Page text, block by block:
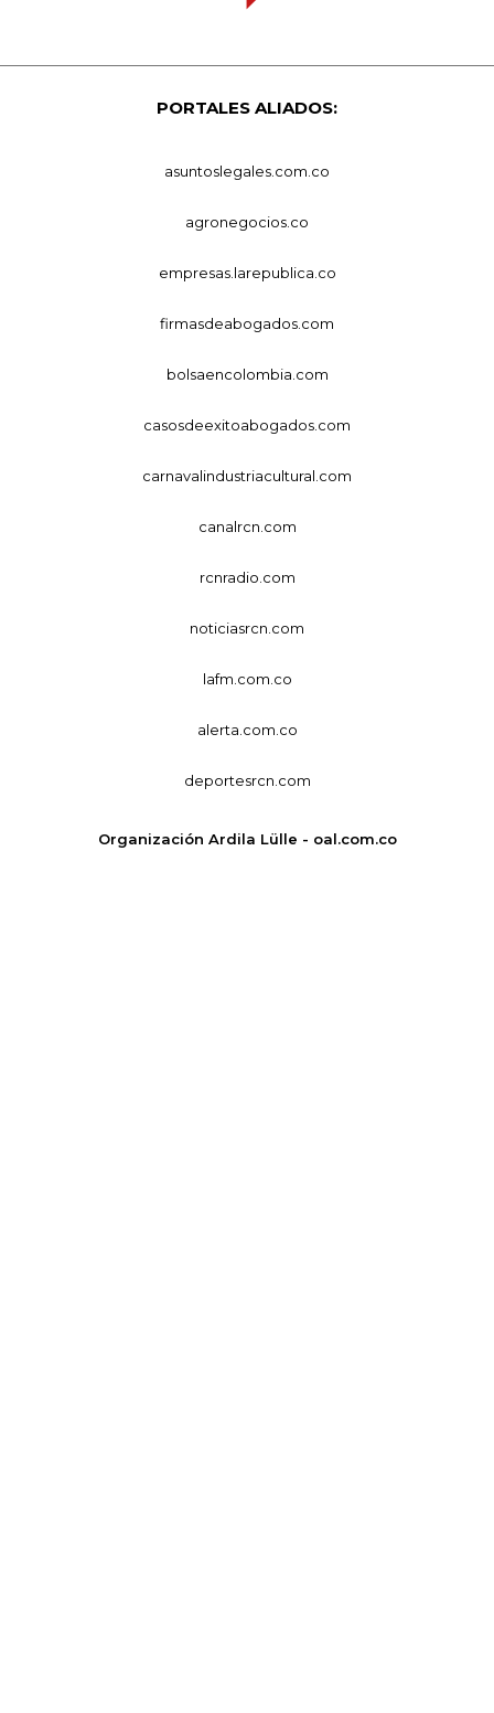
PORTALES ALIADOS:
asuntoslegales.com.co
agronegocios.co
empresas.larepublica.co
firmasdeabogados.com
bolsaencolombia.com
casosdeexitoabogados.com
carnavalindustriacultural.com
canalrcn.com
rcnradio.com
noticiasrcn.com
lafm.com.co
alerta.com.co
deportesrcn.com
Organización Ardila Lülle - oal.com.co